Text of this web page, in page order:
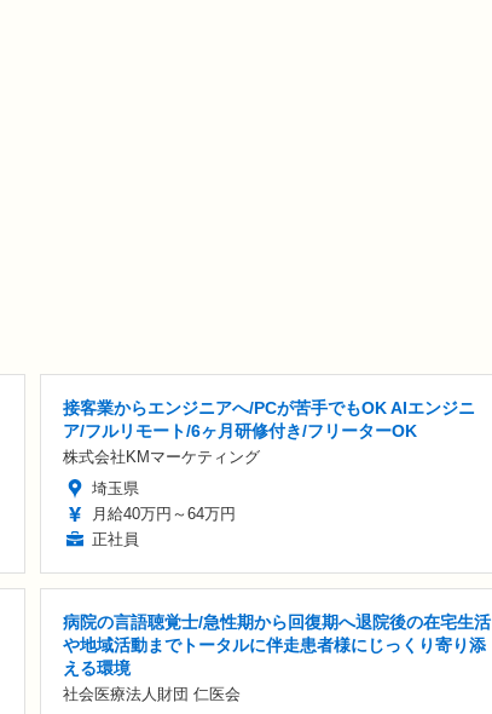
接客業からエンジニアへ/PCが苦手でもOK AIエンジニ
ア/フルリモート/6ヶ月研修付き/フリーターOK
株式会社KMマーケティング
埼玉県
月給40万円～64万円
正社員
病院の言語聴覚士/急性期から回復期へ退院後の在宅生活
や地域活動までトータルに伴走患者様にじっくり寄り添
える環境
社会医療法人財団 仁医会